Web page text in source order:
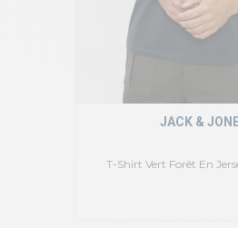
T-Shirt Vert Forêt En
JACK &